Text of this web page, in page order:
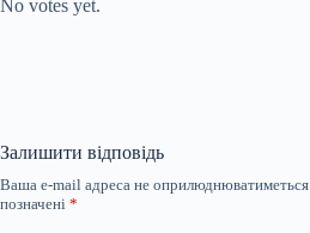
No votes yet.
Залишити відповідь
Ваша e-mail адреса не оприлюднюватиметься.
позначені *